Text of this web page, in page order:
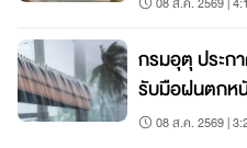
กรมอุตุ ประก
รับมือฝนตกห
08 ส.ค. 2569 |